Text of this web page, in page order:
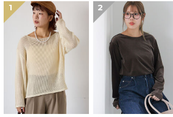
1 2